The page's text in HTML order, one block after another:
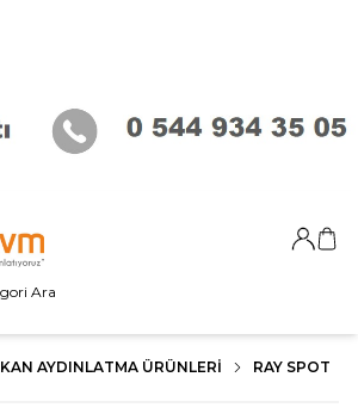
Giriş
AYDINLATMA ÜRÜNLERI RAY SPOT